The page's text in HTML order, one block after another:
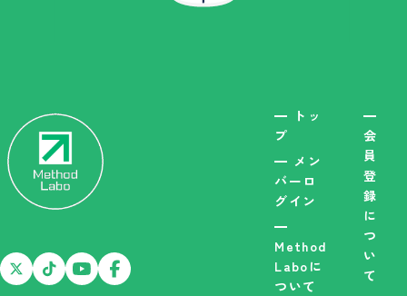
トッ
プ
メン
バーロ
グイン
Method
Laboに
ついて
会
員
登
録
に
つ
い
て